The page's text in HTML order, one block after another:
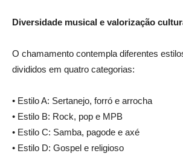
Diversidade musical e valorização
O chamamento contempla diferentes
divididos em quatro categorias:
• Estilo A: Sertanejo, forró e arrocha
• Estilo B: Rock, pop e MPB
• Estilo C: Samba, pagode e axé
• Estilo D: Gospel e religioso